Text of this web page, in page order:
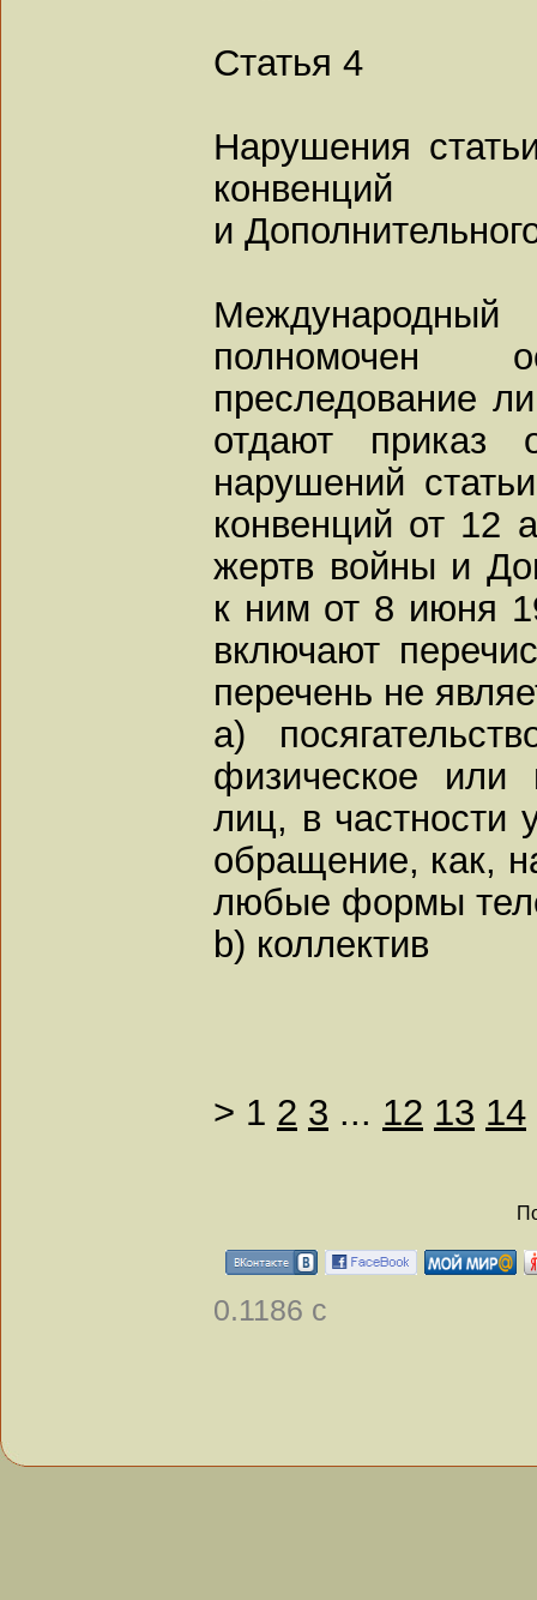
Статья 4
Нарушения
конвенций
и
полномочен
преследование
отдают приказ
нарушений
конвенций от 12
жертв войны и
к ним от 8 июня
включают
перечень не
a)
физическое или
лиц, в частности
обращение, как,
любые формы
b) коллектив
> 1 2 3 ... 12 13 14
0.1186 с